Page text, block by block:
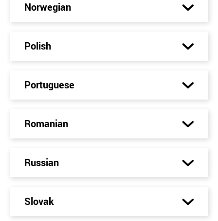
Norwegian
Polish
Portuguese
Romanian
Russian
Slovak